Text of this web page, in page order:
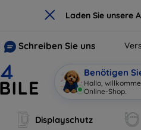
× Laden Sie unsere
Schreiben Sie uns
Benötigen
Hallo,
Online-Shop.
Displayschutz